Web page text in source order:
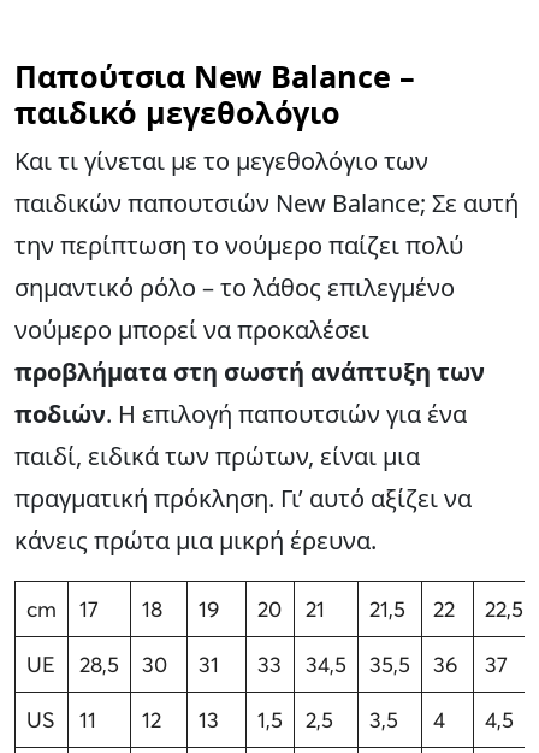
Παπούτσια New Balance –
παιδικό μεγεθολόγιο
Και τι γίνεται με το μεγεθολόγιο των
παιδικών παπουτσιών New Balance; Σε αυτή
την περίπτωση το νούμερο παίζει πολύ
σημαντικό ρόλο – το λάθος επιλεγμένο
νούμερο μπορεί να προκαλέσει
προβλήματα στη σωστή ανάπτυξη των
ποδιών. Η επιλογή παπουτσιών για ένα
παιδί, ειδικά των πρώτων, είναι μια
πραγματική πρόκληση. Γι’ αυτό αξίζει να
κάνεις πρώτα μια μικρή έρευνα.
cm 17 18 19 20 21 21,5 22
22,5
UE
28,5 30 31 33 34,5 35,5 36
37
US
11 12 13 1,5 2,5 3,5 4
4,5